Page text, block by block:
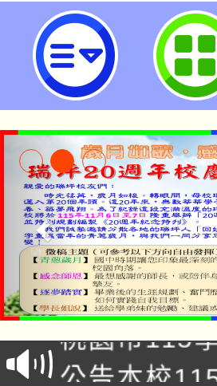
「桃園市2024未來
國民中學
「2026金
車」活動
桃園市115
生本土語及
公告本校